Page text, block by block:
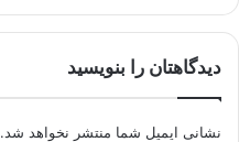
دیدگاهتان را بنویسید
نشانی ایمیل شما منتشر نخواهد شد.